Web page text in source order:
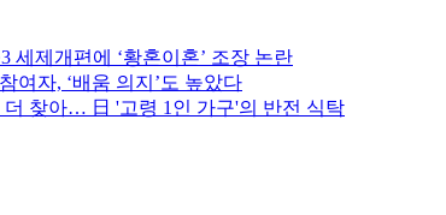
세제개편에 ‘황혼이혼’ 조장 논란
여자, ‘배움 의지’도 높았다
더 찾아… 日 '고령 1인 가구'의 반전 식탁